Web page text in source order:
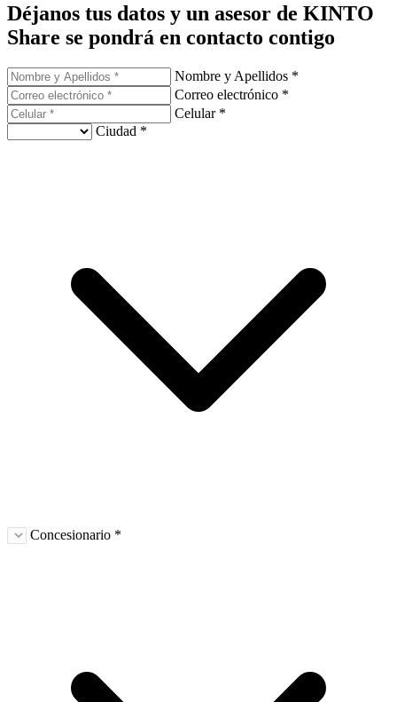
Déjanos tus datos y un asesor de KINTO
Share se pondrá en contacto contigo
Nombre y Apellidos *
Correo electrónico *
Celular *
Ciudad *
Concesionario *